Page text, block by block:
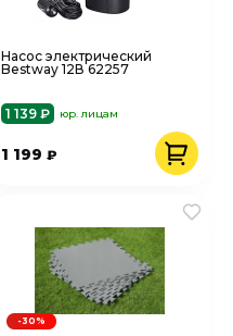
Насос электрический
Bestway 12В 62257
1 139 ₽ юр. лицам
1 199₽
-30%